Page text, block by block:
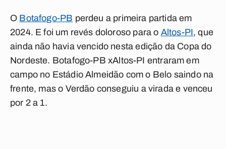
O Botafogo-PB perdeu a primeira partida em
2024. E foi um revés doloroso para o Altos-PI, que
ainda não havia vencido nesta edição da Copa do
Nordeste. Botafogo-PB xAltos-PI entraram em
campo no Estádio Almeidão com o Belo saindo na
frente, mas o Verdão conseguiu a virada e venceu
por 2 a 1.